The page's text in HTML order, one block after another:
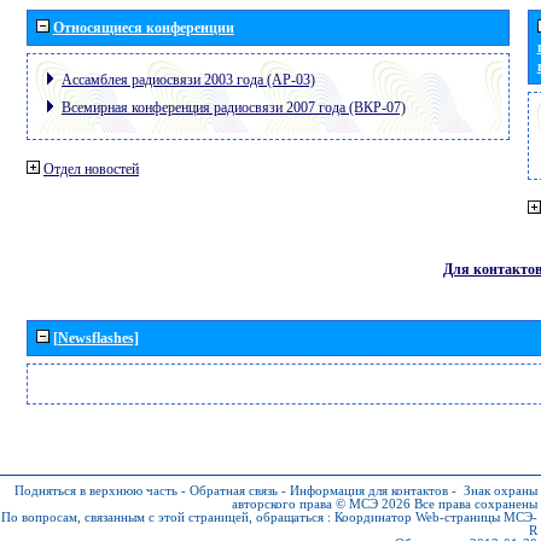
Относящиеся конференции
Ассамблея радиосвязи 2003 года (АР-03)
Всемирная конференция радиосвязи 2007 года (ВКР-07)
Отдел новостей
Для контактов
[Newsflashes]
Подняться в верхнюю часть - Обратная связь - Информация для контактов - Знак охраны
авторского права © МСЭ 2026 Все права сохранены
По вопросам, связанным с этой страницей, обращаться : Координатор Web-страницы МСЭ-
R